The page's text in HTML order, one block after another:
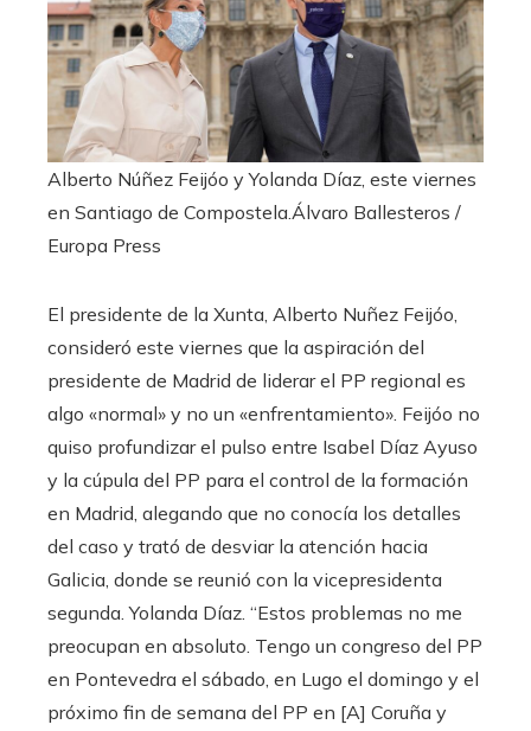
Alberto Núñez Feijóo y Yolanda Díaz, este viernes
en Santiago de Compostela. Álvaro Ballesteros /
Europa Press
El presidente de la Xunta, Alberto Nuñez Feijóo,
consideró este viernes que la aspiración del
presidente de Madrid de liderar el PP regional es
algo «normal» y no un «enfrentamiento». Feijóo no
quiso profundizar el pulso entre Isabel Díaz Ayuso
y la cúpula del PP para el control de la formación
en Madrid, alegando que no conocía los detalles
del caso y trató de desviar la atención hacia
Galicia, donde se reunió con la vicepresidenta
segunda. Yolanda Díaz. “Estos problemas no me
preocupan en absoluto. Tengo un congreso del PP
en Pontevedra el sábado, en Lugo el domingo y el
próximo fin de semana del PP en [A] Coruña y